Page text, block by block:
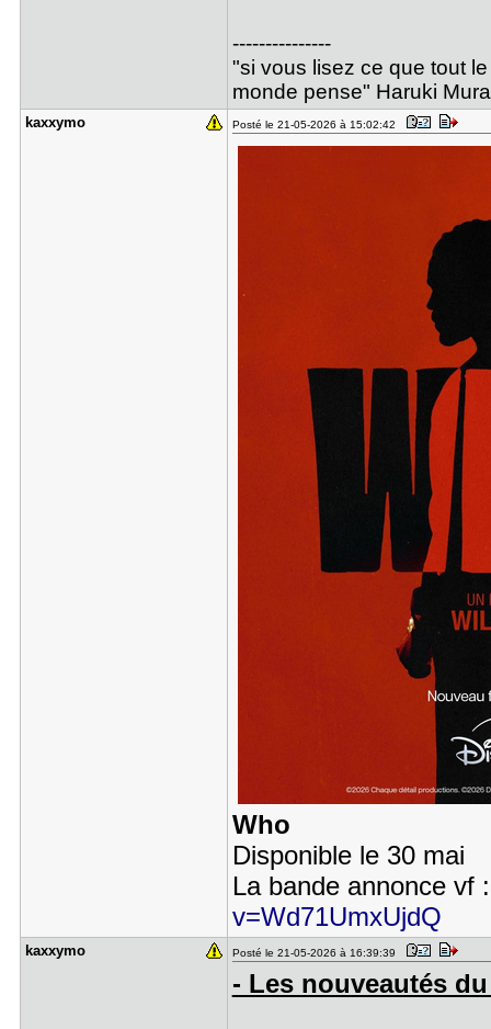
---------------
"si vous lisez ce que tout
monde pense" Haruki
kaxxymo Posté le 21-05-2026 à 15:02:42
Who
Disponible le 30 mai
La bande annonce vf
v=Wd71UmxUjdQ
kaxxymo Posté le 21-05-2026 à 16:39:39
- Les nouveautés